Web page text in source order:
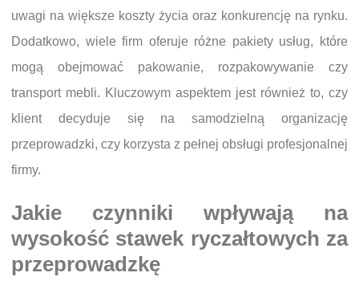
uwagi na większe koszty życia oraz konkurencję na rynku.
Dodatkowo, wiele firm oferuje różne pakiety usług, które
mogą obejmować pakowanie, rozpakowywanie czy
transport mebli. Kluczowym aspektem jest również to, czy
klient decyduje się na samodzielną organizację
przeprowadzki, czy korzysta z pełnej obsługi profesjonalnej
firmy.
Jakie czynniki wpływają na
wysokość stawek ryczałtowych za
przeprowadzkę